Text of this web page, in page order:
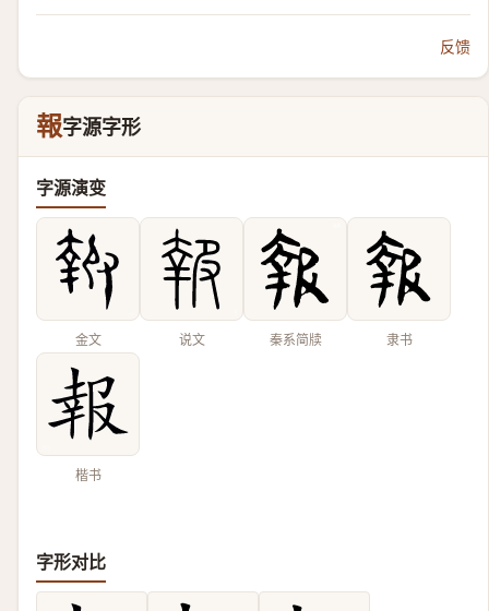
反馈
報字源字形
字源演变
金文 说文 秦系简牍 隶书
楷书
字形对比